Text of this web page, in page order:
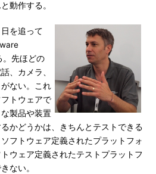
動作する。
を追って
先ほどの
、カメラ、
ない。これ
トウェアで
製品や装置
かどうかは、きちんとテストできる
フトウェア定義されたプラットフォ
ウェア定義されたテストプラットフ
ない。